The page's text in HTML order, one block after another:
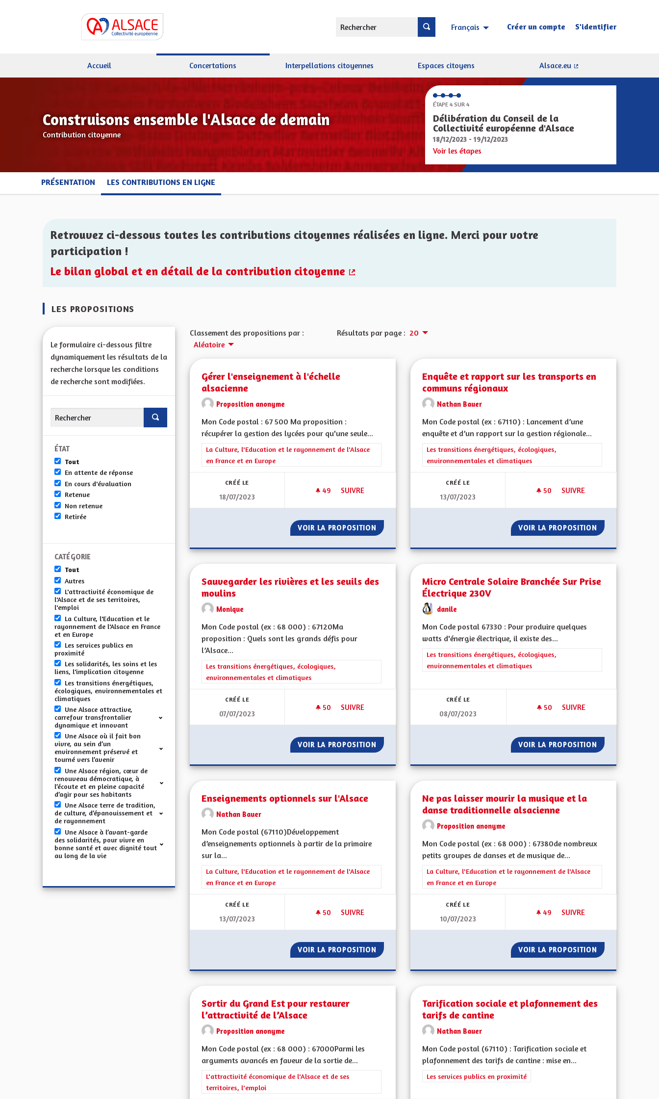
Rechercher Français Choisir la langue Sprache wählen
Créer un compte S'identifier
Accueil Concertations Interpellations citoyennes Espaces citoyens
Alsace.eu
Construisons ensemble l'Alsace de demain
Contribution citoyenne
ÉTAPE 4 SUR 4
Délibération du Conseil de la
Collectivité européenne d'Alsace
18/12/2023 - 19/12/2023
Voir les étapes
PRÉSENTATION LES CONTRIBUTIONS EN LIGNE
Retrouvez ci-dessous toutes les contributions citoyennes réalisées en ligne. Merci pour votre
participation !
Le bilan global et en détail de la contribution citoyenne
LES PROPOSITIONS
Le formulaire ci-dessous filtre
dynamiquement les résultats de la
recherche lorsque les conditions
de recherche sont modifiées.
ÉTAT
Tout
En attente de réponse
En cours d'évaluation
Retenue
Non retenue
Retirée
CATÉGORIE
Tout
Autres
L'attractivité économique de
l'Alsace et de ses territoires,
l'emploi
La Culture, l'Education et le
rayonnement de l'Alsace en France
et en Europe
Les services publics en
proximité
Les solidarités, les soins et les
liens, l'implication citoyenne
Les transitions énergétiques,
écologiques, environnementales et
climatiques
Une Alsace attractive,
carrefour transfrontalier
dynamique et innovant
Une Alsace où il fait bon
vivre, au sein d’un
environnement préservé et
tourné vers l’avenir
Une Alsace région, cœur de
renouveau démocratique, à
l’écoute et en pleine capacité
d’agir pour ses habitants
Une Alsace terre de tradition,
de culture, d’épanouissement et
de rayonnement
Une Alsace à l’avant-garde
des solidarités, pour vivre en
bonne santé et avec dignité tout
au long de la vie
Classement des propositions par :
Aléatoire
Résultats par page : 20
Gérer l'enseignement à l'échelle
alsacienne
Proposition anonyme
Mon Code postal : 67 500 Ma proposition :
récupérer la gestion des lycées pour qu'une seule...
Filtrer les résultats de la catégorie : La Culture, l'Education et le rayonnement de l'Alsace en France et en Europe
La Culture, l'Education et le rayonnement de l'Alsace
en France et en Europe
CRÉÉ LE
18/07/2023
49 49 ABONNÉS
SUIVRE
GÉRER L'ENSEIGNEMENT À L'ÉCHELLE ALSACIENNE
VOIR LA PROPOSITION GÉRER L'ENSEIGNEMENT À L'ÉCHELLE ALSACIENNE
Enquête et rapport sur les transports en
communs régionaux
Nathan Bauer
Mon Code postal (ex : 67110) : Lancement d’une
enquête et d’un rapport sur la gestion régionale...
Filtrer les résultats de la catégorie : Les transitions énergétiques,
Les transitions énergétiques, écologiques,
environnementales et climatiques
CRÉÉ LE
13/07/2023
50 50 ABONNÉS
SUIVRE
VOIR LA PROPOSITION ENQUÊTE ET
Sauvegarder les rivières et les seuils des
moulins
Monique
Mon Code postal (ex : 68 000) : 67120Ma
proposition : Quels sont les grands défis pour
l’Alsace...
Filtrer les résultats de la catégorie : Les transitions énergétiques, écologiques, environnementales et climatiques
Les transitions énergétiques, écologiques,
environnementales et climatiques
CRÉÉ LE
07/07/2023
50 50 ABONNÉS
SUIVRE
SAUVEGARDER LES RIVIÈRES ET LES SEUILS DES MOULINS
VOIR LA PROPOSITION SAUVEGARDER LES RIVIÈRES ET LES SEUILS DES MOULINS
Micro Centrale Solaire Branchée Sur Prise
Électrique 230V
danile
Mon Code postal 67330 : Pour produire quelques
watts d'énergie électrique, il existe des...
Filtrer les résultats de la catégorie : Les transitions énergétiques,
Les transitions énergétiques, écologiques,
environnementales et climatiques
CRÉÉ LE
08/07/2023
50 50 ABONNÉS
SUIVRE
VOIR LA PROPOSITION MICRO
Enseignements optionnels sur l'Alsace
Nathan Bauer
Mon Code postal (67110)Développement
d’enseignements optionnels à partir de la primaire
sur la...
Filtrer les résultats de la catégorie : La Culture, l'Education et le rayonnement de l'Alsace en France et en Europe
La Culture, l'Education et le rayonnement de l'Alsace
en France et en Europe
CRÉÉ LE
13/07/2023
50 50 ABONNÉS
SUIVRE
ENSEIGNEMENTS OPTIONNELS SUR L'ALSACE
VOIR LA PROPOSITION ENSEIGNEMENTS OPTIONNELS SUR L'ALSACE
Ne pas laisser mourir la musique et la
danse traditionnelle alsacienne
Proposition anonyme
Mon Code postal (ex : 68 000) : 67380de nombreux
petits groupes de danses et de musique de...
Filtrer les résultats de la catégorie : La Culture, l'Education et le
La Culture, l'Education et le rayonnement de l'Alsace
en France et en Europe
CRÉÉ LE
10/07/2023
49 49 ABONNÉS
SUIVRE
VOIR LA PROPOSITION NE PAS
Sortir du Grand Est pour restaurer
l’attractivité de l’Alsace
Proposition anonyme
Mon Code postal (ex : 68 000) : 67000Parmi les
arguments avancés en faveur de la sortie de...
Filtrer les résultats de la catégorie : L'attractivité économique de l'Alsace et de ses territoires, l'emploi
L'attractivité économique de l'Alsace et de ses
territoires, l'emploi
Tarification sociale et plafonnement des
tarifs de cantine
Nathan Bauer
Mon Code postal (67110) : Tarification sociale et
plafonnement des tarifs de cantine : mise en...
Filtrer les résultats de la catégorie : Les services publics en proximité
Les services publics en proximité